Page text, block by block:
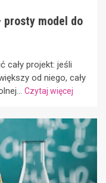
prosty model do
cały projekt: jeśli
od niego, cały
Czytaj więcej